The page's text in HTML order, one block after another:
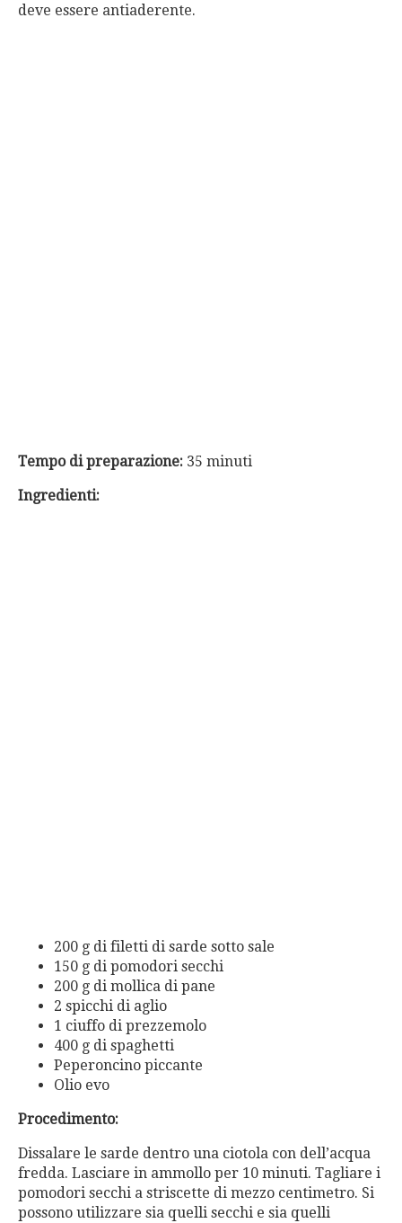
deve essere antiaderente.
Tempo di preparazione: 35 minuti
Ingredienti:
200 g di filetti di sarde sotto sale
150 g di pomodori secchi
200 g di mollica di pane
2 spicchi di aglio
1 ciuffo di prezzemolo
400 g di spaghetti
Peperoncino piccante
Olio evo
Procedimento:
Dissalare le sarde dentro una ciotola con dell’acqua
fredda. Lasciare in ammollo per 10 minuti. Tagliare i
pomodori secchi a striscette di mezzo centimetro. Si
possono utilizzare sia quelli secchi e sia quelli